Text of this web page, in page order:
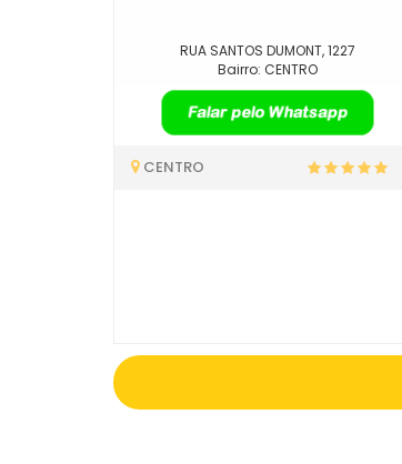
RUA SANTOS DUMONT, 1227
Bairro: CENTRO
CENTRO